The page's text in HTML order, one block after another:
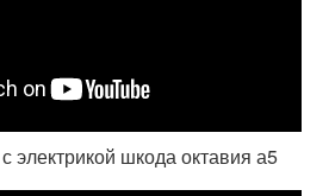
шкода октавия а5